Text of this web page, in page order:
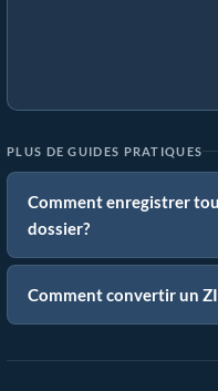
PLUS DE GUIDES PRATIQUES
Comment enregistrer
dossier?
Comment convertir un